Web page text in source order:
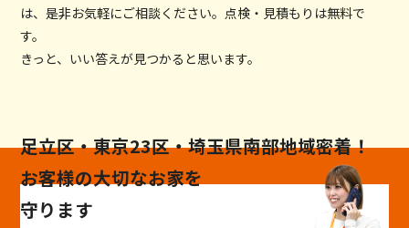
は、是非お気軽にご相談ください。点検・見積もりは無料で
す。
きっと、いい答えが見つかると思います。
足立区・東京23区・埼玉県南部地域密着！
お客様の大切なお家を
守ります